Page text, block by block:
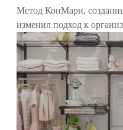
Метод КонМари,
изменил подход к
не только избавиться от
где каждый предмет
эффективен этот метод
хранятся одежда, обувь и
разберём, как
вещей, используя наши
системы. Они идеально